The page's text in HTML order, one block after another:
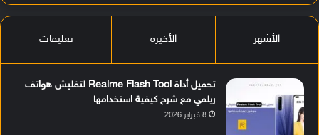
الأشهر الأخيرة تعليقات
تحميل أداة Realme Flash Tool لتفليش هواتف
ريلمي مع شرح كيفية استخدامها
8 فبراير 2026